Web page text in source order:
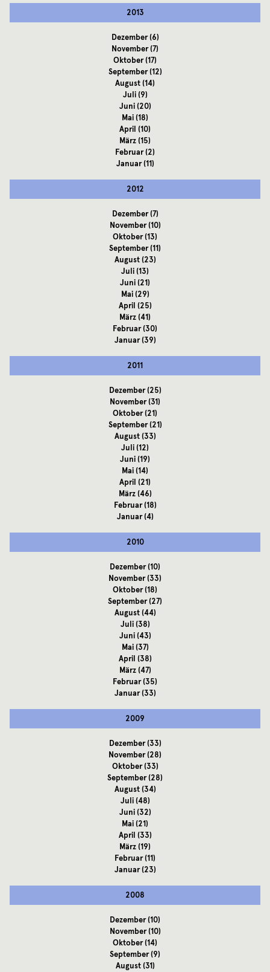
2013
Dezember(6)
November(7)
Oktober(17)
September(12)
August(14)
Juli(9)
Juni(20)
Mai(18)
April (10)
März(15)
Februar(2)
Januar(11)
2012
Dezember(7)
November(10)
Oktober(13)
September(11)
August(23)
Juli(13)
Juni(21)
Mai(29)
April (25)
März(41)
Februar(30)
Januar(39)
2011
Dezember(25)
November(31)
Oktober(21)
September(21)
August(33)
Juli(12)
Juni(19)
Mai(14)
April (21)
März(46)
Februar(18)
Januar(4)
2010
Dezember(10)
November(33)
Oktober(18)
September(27)
August(44)
Juli(38)
Juni(43)
Mai(37)
April (38)
März(47)
Februar(35)
Januar(33)
2009
Dezember(33)
November(28)
Oktober(33)
September(28)
August(34)
Juli(48)
Juni(32)
Mai(21)
April (33)
März(19)
Februar(11)
Januar(23)
2008
Dezember(10)
November(10)
Oktober(14)
September(9)
August(31)